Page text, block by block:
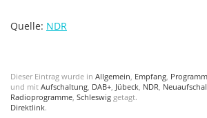
Quelle: NDR
Dieser Eintrag wurde in Allgemein, Empfang, Programm
und mit Aufschaltung, DAB+, Jübeck, NDR,
Radioprogramme, Schleswig getagt.
Direktlink.